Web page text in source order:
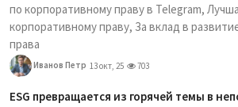
по корпоративному праву в Telegram,
корпоративному праву, За вклад в
права
Иванов Петр 13 окт, 25 703
ESG превращается из горячей темы в